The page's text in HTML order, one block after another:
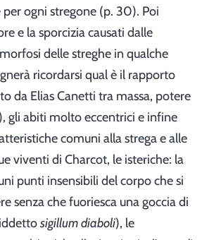
ogni stregone (p. 30). Poi
e la sporcizia causati dalle
delle streghe in qualche
ricordarsi qual è il rapporto
da Elias Canetti tra massa, potere
gli abiti molto eccentrici e infine
comuni alla strega e alle
viventi di Charcot, le isteriche: la
punti insensibili del corpo che si
senza che fuoriesca una goccia di
sigillum diaboli), le